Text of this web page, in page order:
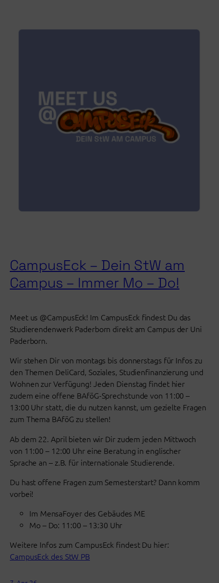
CampusEck – Dein StW am
Campus – Immer Mo – Do!
Meet us @‌CampusEck! Im CampusEck findest Du das
Studierendenwerk Paderborn direkt am Campus der Uni
Paderborn.
Wir stehen Dir von montags bis donnerstags für Infos zu
den Themen DeliCard, Soziales, Studienfinanzierung und
Wohnen zur Verfügung! Jeden Dienstag findet hier
zudem eine offene BAföG-Sprechstunde von 11:00 –
13:00 Uhr statt, die du nutzen kannst, um gezielte Fragen
zum Thema BAföG zu stellen!
Ab dem 22. April bieten wir Dir zudem jeden Mittwoch
von 11:00 – 12:00 Uhr eine Beratung in englischer
Sprache an – z.B. für internationale Studierende.
Du hast offene Fragen zum Semesterstart? Dann komm
vorbei!
Im MensaFoyer des Gebäudes ME
Mo – Do: 11:00 – 13:30 Uhr
Weitere Infos zum CampusEck findest Du hier:
CampusEck des StW PB